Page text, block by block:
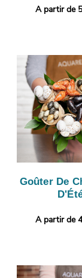
A partir de
Goûter De
A partir de